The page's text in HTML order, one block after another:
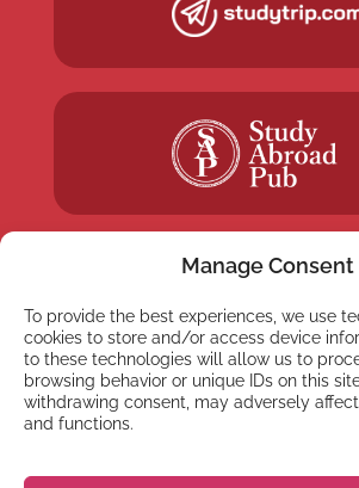
Manage Consent
To provide the best experiences, we use
cookies to store and/or access device
to these technologies will allow us to
browsing behavior or unique IDs on this
withdrawing consent, may adversely
and functions.
NEWSLETTER
Suscríbete a
newsletter